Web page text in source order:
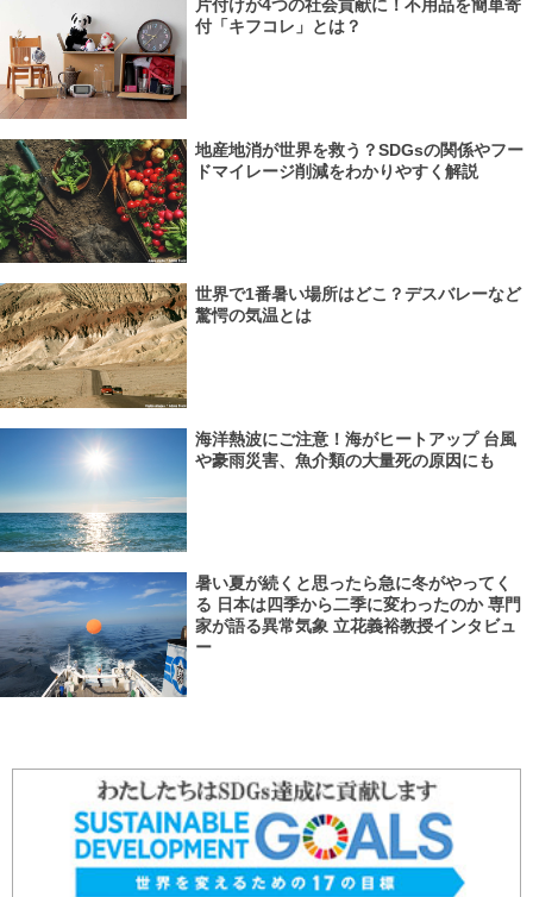
片付けが4つの社会貢献に！不用品を簡単寄
付「キフコレ」とは？
地産地消が世界を救う？SDGsの関係やフー
ドマイレージ削減をわかりやすく解説
世界で1番暑い場所はどこ？デスバレーなど
驚愕の気温とは
海洋熱波にご注意！海がヒートアップ 台風
や豪雨災害、魚介類の大量死の原因にも
暑い夏が続くと思ったら急に冬がやってく
る 日本は四季から二季に変わったのか 専門
家が語る異常気象 立花義裕教授インタビュ
ー